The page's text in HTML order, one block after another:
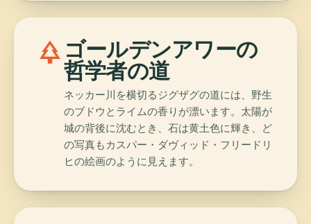
park ゴールデンアワーの
哲学者の道
ネッカー川を横切るジグザグの道には、野生
のブドウとライムの香りが漂います。太陽が
城の背後に沈むとき、石は黄土色に輝き、ど
の写真もカスパー・ダヴィッド・フリードリ
ヒの絵画のように見えます。